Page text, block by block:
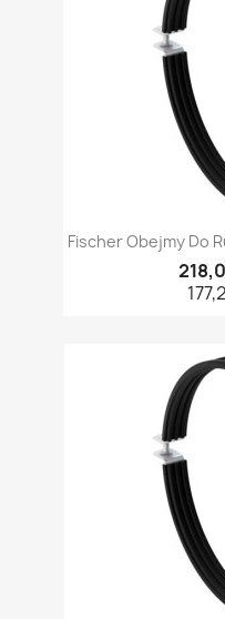
Fischer Obejmy Do